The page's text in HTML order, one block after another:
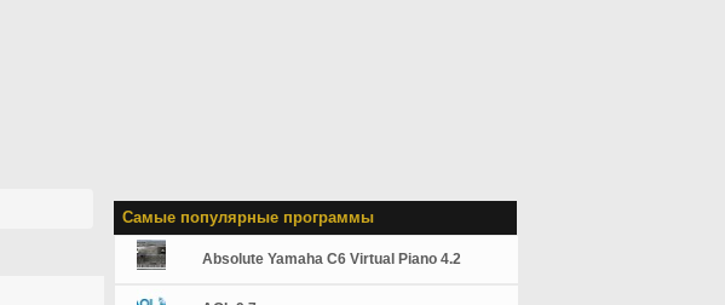
Самые популярные программы
Absolute Yamaha C6 Virtual Piano 4.2